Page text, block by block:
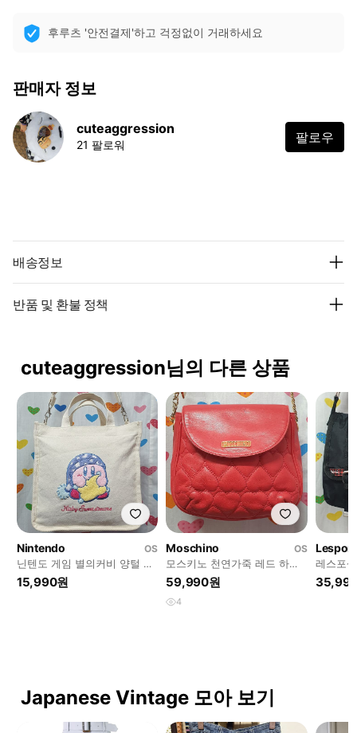
후루츠 '안전결제'하고 걱정없이 거래하세요
판매자 정보
cuteaggression
21 팔로워 팔로우
배송정보
반품 및 환불 정책
cuteaggression님의 다른 상품
Nintendo
OS
닌텐도 게임 별의커비 양털 뽀
글이 캐릭터자수 가방 토트백
크로스백 숄더백
15,990원
Moschino
OS
모스키노 천연가죽 레드 하트
패턴 퀼팅 골드체인 가방 미니
크로스백 숄더백
59,990원
4
레스포
수 벨트
크로스
Japanese Vintage 모아 보기